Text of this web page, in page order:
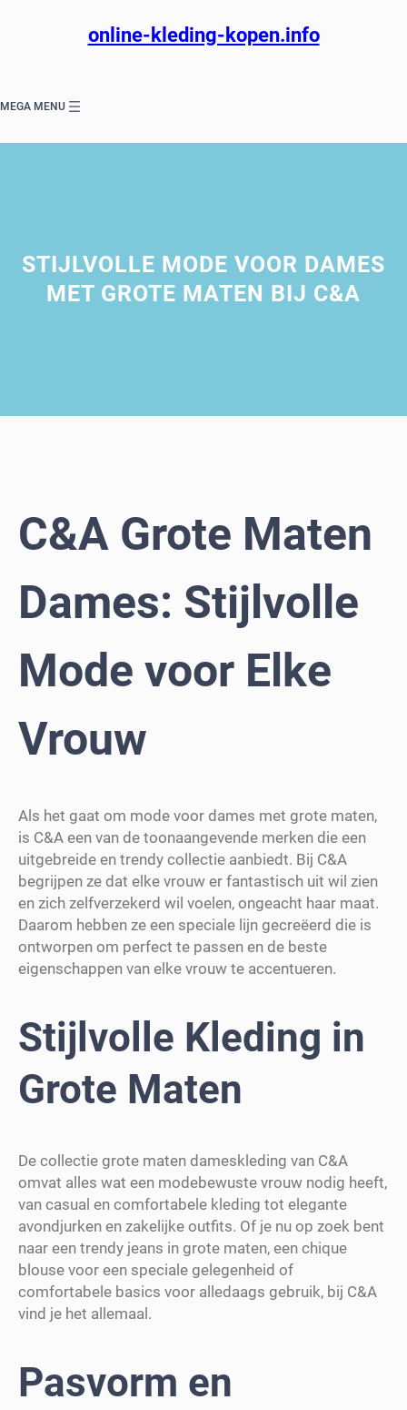
online-kleding-kopen.info
MEGA MENU
STIJLVOLLE MODE VOOR DAMES
MET GROTE MATEN BIJ C&A
C&A Grote Maten
Dames: Stijlvolle
Mode voor Elke
Vrouw
Als het gaat om mode voor dames met grote maten,
is C&A een van de toonaangevende merken die een
uitgebreide en trendy collectie aanbiedt. Bij C&A
begrijpen ze dat elke vrouw er fantastisch uit wil zien
en zich zelfverzekerd wil voelen, ongeacht haar maat.
Daarom hebben ze een speciale lijn gecreëerd die is
ontworpen om perfect te passen en de beste
eigenschappen van elke vrouw te accentueren.
Stijlvolle Kleding in
Grote Maten
De collectie grote maten dameskleding van C&A
omvat alles wat een modebewuste vrouw nodig heeft,
van casual en comfortabele kleding tot elegante
avondjurken en zakelijke outfits. Of je nu op zoek bent
naar een trendy jeans in grote maten, een chique
blouse voor een speciale gelegenheid of
comfortabele basics voor alledaags gebruik, bij C&A
vind je het allemaal.
Pasvorm en